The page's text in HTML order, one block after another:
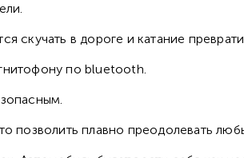
скучать в дороге и катание
по bluetooth.
позволить плавно преодолевать